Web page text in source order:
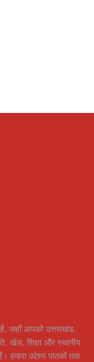
जहाँ आपको उत्तराखंड,
खेल, शिक्षा और स्थानीय
उद्देश्य पाठकों तक